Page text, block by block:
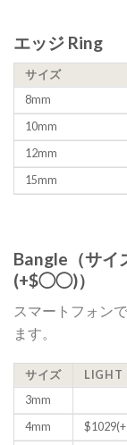
エッジ Ring
サイズ
8mm
10mm
12mm
15mm
Bangle（サイ
(+$◯◯)）
スマートフォン
ます。
サイズ LIGHT
3mm
4mm